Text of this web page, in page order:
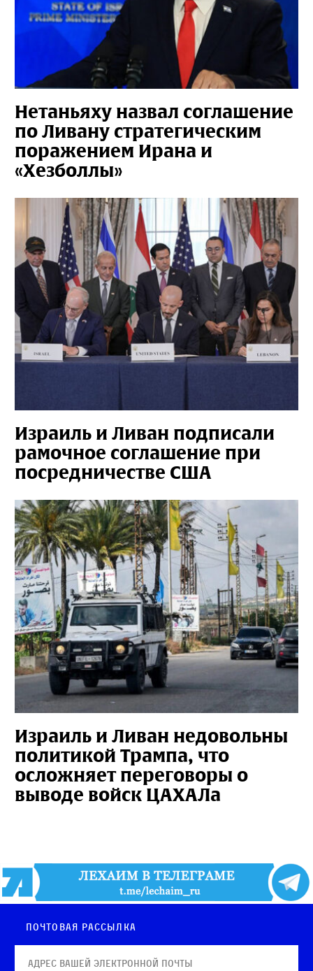
Нетаньяху назвал соглашение
по Ливану стратегическим
поражением Ирана и
«Хезболлы»
Израиль и Ливан подписали
рамочное соглашение при
посредничестве США
Израиль и Ливан недовольны
политикой Трампа, что
осложняет переговоры о
выводе войск ЦАХАЛа
Почтовая рассылка